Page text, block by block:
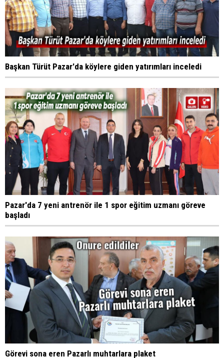
Başkan Türüt Pazar'da köylere giden yatırımları inceledi
Pazar'da 7 yeni antrenör ile 1 spor eğitim uzmanı göreve
başladı
Görevi sona eren Pazarlı muhtarlara plaket